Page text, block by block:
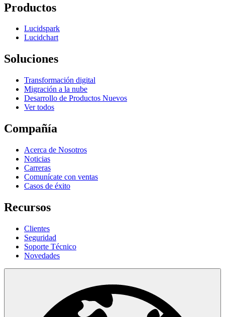
Productos
Lucidspark
Lucidchart
Soluciones
Transformación digital
Migración a la nube
Desarrollo de Productos Nuevos
Ver todos
Compañía
Acerca de Nosotros
Noticias
Carreras
Comunícate con ventas
Casos de éxito
Recursos
Clientes
Seguridad
Soporte Técnico
Novedades